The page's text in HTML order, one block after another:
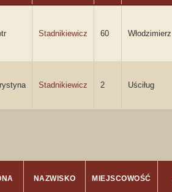
Stadnikiewicz 60 Włodzimierz
Stadnikiewicz 2 Uściług
NAZWISKO MIEJSCOWOŚĆ